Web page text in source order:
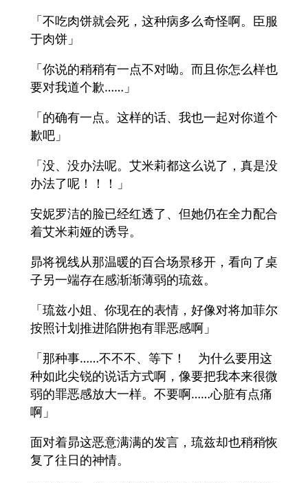
「不吃肉饼就会死，这种病多么奇怪啊。臣服
于肉饼」
「你说的稍稍有一点不对呦。而且你怎么样也
要对我道个歉……」
「的确有一点。这样的话、我也一起对你道个
歉吧」
「没、没办法呢。艾米莉都这么说了，真是没
办法了呢！！！」
安妮罗洁的脸已经红透了、但她仍在全力配合
着艾米莉娅的诱导。
昴将视线从那温暖的百合场景移开，看向了桌
子另一端存在感渐渐薄弱的琉兹。
「琉兹小姐、你现在的表情，好像对将加菲尔
按照计划推进陷阱抱有罪恶感啊」
「那种事……不不不、等下！ 为什么要用这
种如此尖锐的说话方式啊，像要把我本来很微
弱的罪恶感放大一样。不要啊……心脏有点痛
啊」
面对着昴这恶意满满的发言，琉兹却也稍稍恢
复了往日的神情。